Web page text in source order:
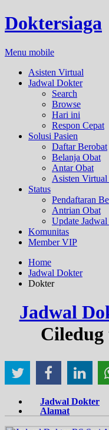
Doktersiaga
Menu mobile
Asisten Virtual
Jadwal Dokter
Search
Browse
Hari ini
Respon Cepat
Solusi Pasien
Daftar Berobat
Belanja Obat
Antar Obat
Asisten Virtual
Status
Pendaftaran
Antrian Obat
Update
Komunitas
Member VIP
Home
Jadwal Dokter
Dokter
Jadwal
Ciledug
Jadwal Dokter
Alamat